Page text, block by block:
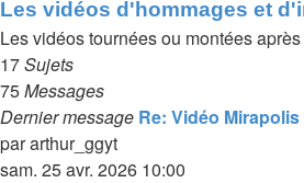
Les vidéos d'hommages et
Les vidéos tournées ou montées
17Sujets
75Messages
Dernier message Re: Vidéo Mirapolis
pararthur_ggyt
sam. 25 avr. 2026 10:00